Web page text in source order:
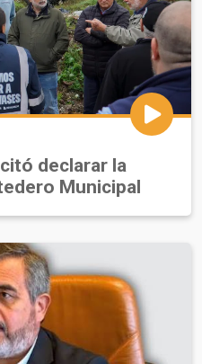
declarar la
Municipal